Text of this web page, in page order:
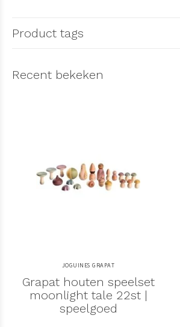
Product tags
Recent bekeken
JOGUINES GRAPAT
Grapat houten speelset
moonlight tale 22st |
speelgoed